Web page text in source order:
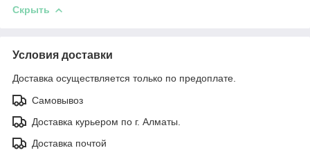
Скрыть
Условия доставки
Доставка осуществляется только по предоплате.
Самовывоз
Доставка курьером по г. Алматы.
Доставка почтой